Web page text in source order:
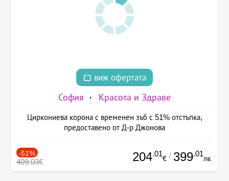
виж офертата
София Красота и Здраве
Циркониева корона с временен зъб с 51% отстъпка,
предоставено от Д-р Джонова
-51%
409.03€ 204.01
€ / 399.01
лв.